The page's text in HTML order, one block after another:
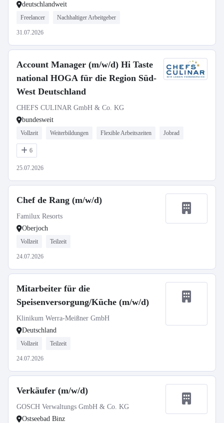
deutschlandweit
Freelancer Nachhaltiger Arbeitgeber
31.07.2026
Account Manager (m/w/d) Hi Taste
national HOGA für die Region Süd-
West Deutschland
CHEFS CULINAR GmbH & Co. KG
bundesweit
Vollzeit Weiterbildungen Flexible Arbeitszeiten Jobrad
6
25.07.2026
Chef de Rang (m/w/d)
Familux Resorts
Oberjoch
Vollzeit Teilzeit
24.07.2026
Mitarbeiter für die
Speisenversorgung/Küche (m/w/d)
Klinikum Werra-Meißner GmbH
Deutschland
Vollzeit Teilzeit
24.07.2026
Verkäufer (m/w/d)
GOSCH Verwaltungs GmbH & Co. KG
Ostseebad Binz